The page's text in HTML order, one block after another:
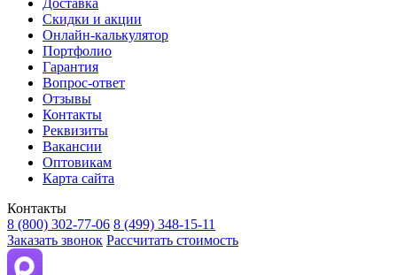
Скидки и акции
Онлайн-калькулятор
Портфолио
Гарантия
Вопрос-ответ
Отзывы
Контакты
Реквизиты
Вакансии
Оптовикам
Карта сайта
Контакты
8 (800) 302-77-06 8 (499) 348-15-11
Заказать звонок Рассчитать стоимость